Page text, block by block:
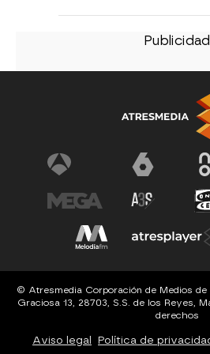
© Atresmedia Corporación de Medios
Graciosa 13, 28703, S.S. de los Reyes,
derechos
Aviso legal Política de